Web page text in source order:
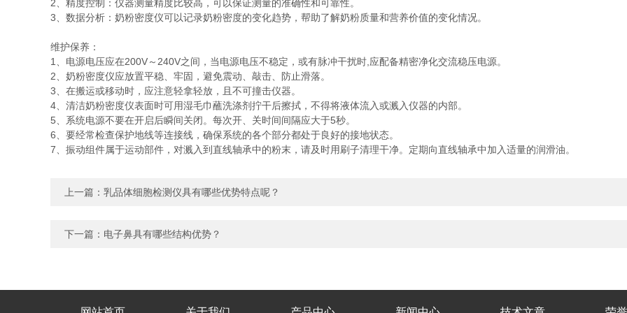
2、精度控制：仪器测量精度比较高，可以保证测量的准确性和可靠性。
3、数据分析：奶粉密度仪可以记录奶粉密度的变化趋势，帮助了解奶粉质量和营养价值的变化情况。
维护保养：
1、电源电压应在200V～240V之间，当电源电压不稳定，或有脉冲干扰时,应配备精密净化交流稳压电源。
2、奶粉密度仪应放置平稳、牢固，避免震动、敲击、防止滑落。
3、在搬运或移动时，应注意轻拿轻放，且不可撞击仪器。
4、清洁奶粉密度仪表面时可用湿毛巾蘸洗涤剂拧干后擦拭，不得将液体流入或溅入仪器的内部。
5、系统电源不要在开启后瞬间关闭。每次开、关时间间隔应大于5秒。
6、要经常检查保护地线等连接线，确保系统的各个部分都处于良好的接地状态。
7、振动组件属于运动部件，对溅入到直线轴承中的粉末，请及时用刷子清理干净。定期向直线轴承中加入适量的润滑油。
上一篇： 乳品体细胞检测仪具有哪些优势特点呢？
下一篇： 电子鼻具有哪些结构优势？